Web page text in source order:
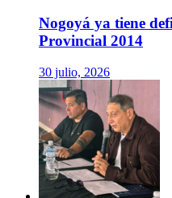
Nogoyá ya tiene
Provincial 2014
30 julio, 2026